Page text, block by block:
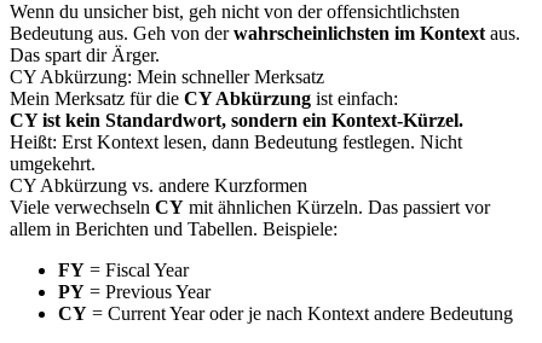
Wenn du unsicher bist, geh nicht von der offensichtlichsten
Bedeutung aus. Geh von derwahrscheinlichsten im Kontext aus.
Das spart dir Ärger.
CY Abkürzung: Mein schneller Merksatz
Mein Merksatz für die CY Abkürzung ist einfach:
CY ist kein Standardwort, sondern ein Kontext-Kürzel.
Heißt: Erst Kontext lesen, dann Bedeutung festlegen. Nicht
umgekehrt.
CY Abkürzung vs. andere Kurzformen
Viele verwechseln CY mit ähnlichen Kürzeln. Das passiert vor
allem in Berichten und Tabellen. Beispiele:
FY = Fiscal Year
PY = Previous Year
CY = Current Year oder je nach Kontext andere Bedeutung